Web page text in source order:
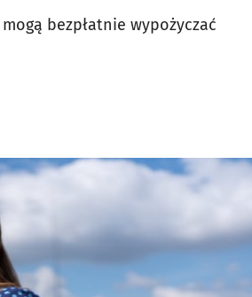
bezpłatnie wypożyczać